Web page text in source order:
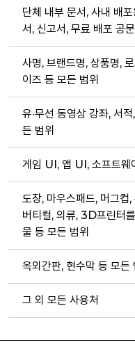
단체 내부 문서, 사내 배
서, 신고서, 무료 배포 공
사명, 브랜드명, 상품명,
이즈 등 모든 범위
유·무선 동영상 강좌, 서
든 범위
게임 UI, 앱 UI, 소프트웨
도장, 마우스패드, 머그컵
버티컬, 의류, 3D프린터
물 등 모든 범위
옥외간판, 현수막 등 모든
그 외 모든 사용처